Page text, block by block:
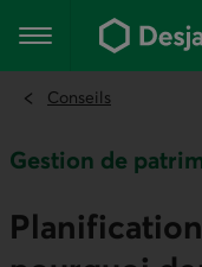
contenu
Menu principal
Conseils
Gestion de